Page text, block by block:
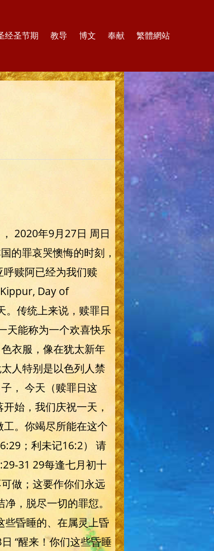
经圣节期 教导 博文 奉献 繁體網站
2020年9月27日 周日
的罪哀哭懊悔的时刻，
赎阿已经为我们赎
Day of
传统上来说，赎罪日
天能称为一个欢喜快乐
衣服，像在犹太新年
人特别是以色列人禁
， 今天（赎罪日这
始，我们庆祝一天，
。你竭尽所能在这个
；利未记16:2） 请
31 29每逢七月初十
做；这要作你们永远
，脱尽一切的罪愆。
些昏睡的、在属灵上昏
“醒来！你们这些昏睡